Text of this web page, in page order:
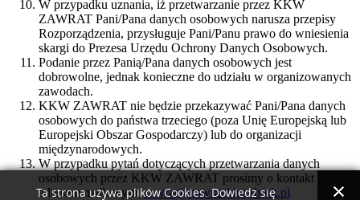
W przypadku uznania, iż przetwarzanie przez KKW
ZAWRAT Pani/Pana danych osobowych narusza przepisy
Rozporządzenia, przysługuje Pani/Panu prawo do wniesienia
skargi do Prezesa Urzędu Ochrony Danych Osobowych.
Podanie przez Panią/Pana danych osobowych jest
dobrowolne, jednak konieczne do udziału w organizowanych
zawodach.
KKW ZAWRAT nie będzie przekazywać Pani/Pana danych
osobowych do państwa trzeciego (poza Unię Europejską lub
Europejski Obszar Gospodarczy) lub do organizacji
międzynarodowych.
W przypadku pytań dotyczących przetwarzania danych
osobowych przez KKW ZAWRAT prosimy o kontakt pod
adresem mailowymzawrat@zawrat.kluczbork.pl
Ta strona używa plików Cookies. Dowiedz się